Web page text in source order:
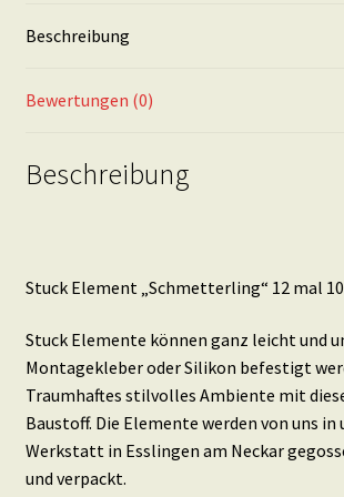
Menge
Beschreibung
Bewertungen (0)
Beschreibung
Stuck Element „Schmetterling“ 12 mal 10
Stuck Elemente können ganz leicht und
Montagekleber oder Silikon befestigt
Traumhaftes stilvolles Ambiente mit
Baustoff. Die Elemente werden von uns in
Werkstatt in Esslingen am Neckar
und verpackt.